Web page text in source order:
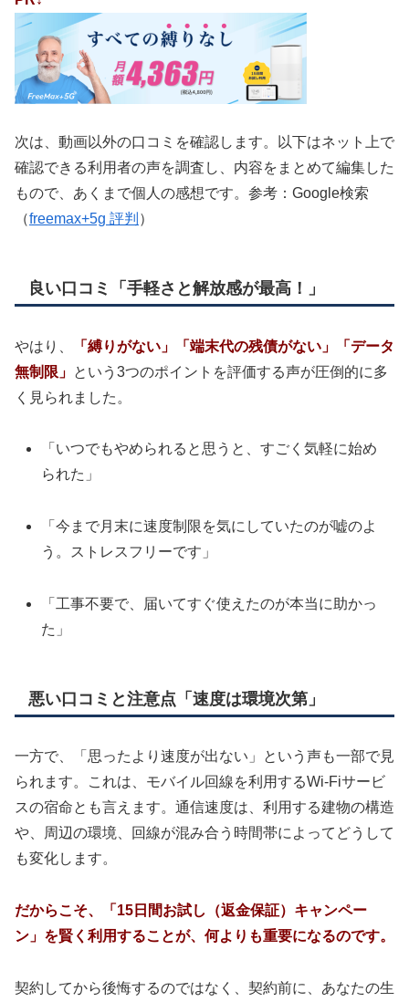
次は、動画以外の口コミを確認します。以下はネット上で
確認できる利用者の声を調査し、内容をまとめて編集した
もので、あくまで個人の感想です。参考：Google検索
（freemax+5g 評判 ）
良い口コミ「手軽さと解放感が最高！」
やはり、
「縛りがない」「端末代の残債がない」「データ
無制限」 という3つのポイントを評価する声が圧倒的に多
く見られました。
「いつでもやめられると思うと、すごく気軽に始め
られた」
「今まで月末に速度制限を気にしていたのが嘘のよ
う。ストレスフリーです」
「工事不要で、届いてすぐ使えたのが本当に助かっ
た」
悪い口コミと注意点「速度は環境次第」
一方で、「思ったより速度が出ない」という声も一部で見
られます。これは、モバイル回線を利用するWi-Fiサービ
スの宿命とも言えます。通信速度は、利用する建物の構造
や、周辺の環境、回線が混み合う時間帯によってどうして
も変化します。
だからこそ、「15日間お試し（返金保証）キャンペー
ン」を賢く利用することが、何よりも重要になるのです。
契約してから後悔するのではなく、契約前に、あなたの生